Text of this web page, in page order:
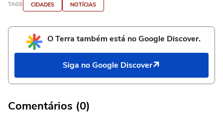
TAGS CIDADES NOTÍCIAS
O Terra também está no Google Discover.
Siga no Google Discover
Comentários (0)